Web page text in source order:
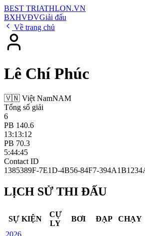
BEST TRIATHLON.VN
BXHVĐVGiải đấu
Về trang chủ
Lê Chí Phúc
🇻🇳 Việt NamNAM
Tổng số giải
6
PB 140.6
13:13:12
PB 70.3
5:44:45
Contact ID
1385389F-7E1D-4B56-84F7-
LỊCH SỬ THI ĐẤU
SỰ KIỆN
CỰ
LY
BƠI ĐẠP CHẠY
2026